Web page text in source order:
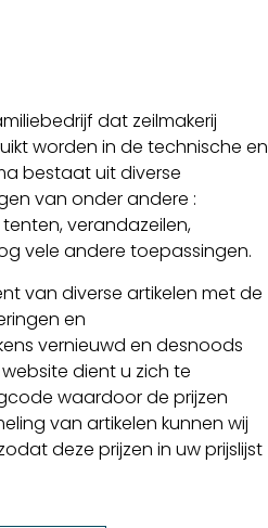
dat zeilmakerij
worden in de technische en
bestaat uit diverse
van onder andere :
verandazeilen,
vele andere toepassingen.
van diverse artikelen met de
en
vernieuwd en desnoods
dient u zich te
waardoor de prijzen
van artikelen kunnen wij
deze prijzen in uw prijslijst